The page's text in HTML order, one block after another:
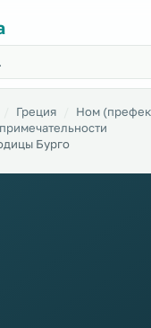
Греция
Ном
Бурго